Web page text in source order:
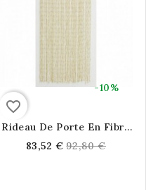
-10%
favorite_border
Rideau De Porte En Fibre
De Maïs | 43 Pendants
Naturels | Rideau Anti-
83,52 € Regular
92,80 €